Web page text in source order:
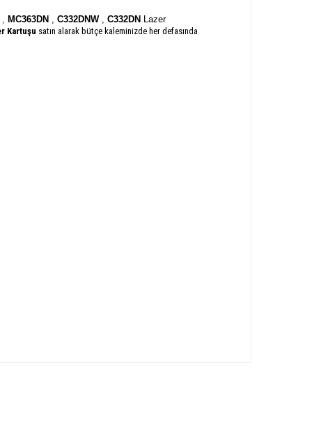
, MC363DN , C332DNW , C332DN Lazer
Kartuşu satın alarak bütçe kaleminizde her defasında